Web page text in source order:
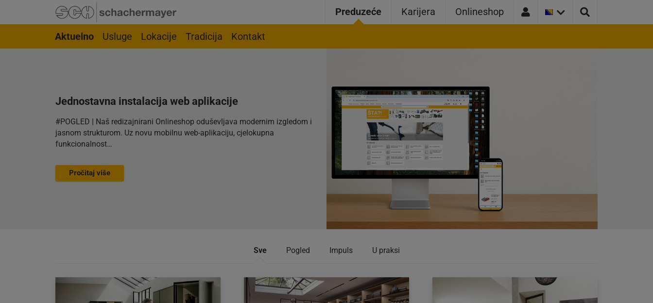
Idi na navigaciju
Idi na stranicu pretrage
Idi na glavni sadržaj
Idi na podnožje
Preduzeće Karijera Onlineshop
VERZIJA
ZEMLJE:
HERCEGOVINA
Aktuelno Usluge Lokacije Tradicija Kontakt
Jednostavna instalacija web aplikacije
#POGLED | Naš redizajnirani Onlineshop oduševljava modernim izgledom i
jasnom strukturom. Uz novu mobilnu web-aplikaciju, cjelokupna
funkcionalnost…
Pročitaj više
Sve Pogled Impuls U praksi